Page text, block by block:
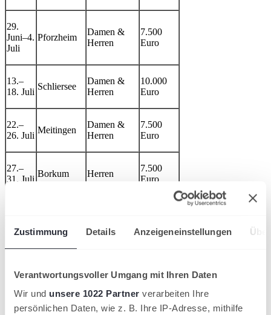
Zustimmung Details Anzeigeneinstellungen
Verantwortungsvoller Umgang mit Ihren Daten
Wir und unsere 1022 Partner verarbeiten Ihre
persönlichen Daten, wie z. B. Ihre IP-Adresse, mithilfe
29.
Juni–4.
Juli
Pforzheim
Damen &
Herren
7.500
Euro
13.–
18. Juli
Schliersee
Damen &
Herren
10.000
Euro
22.–
26. Juli
Meitingen
Damen &
Herren
7.500
Euro
27.–
31. Juli
Borkum Herren
7.500
Euro
August
See
Euro
Juli–2.
August
Weiler Damen
17.500
Euro